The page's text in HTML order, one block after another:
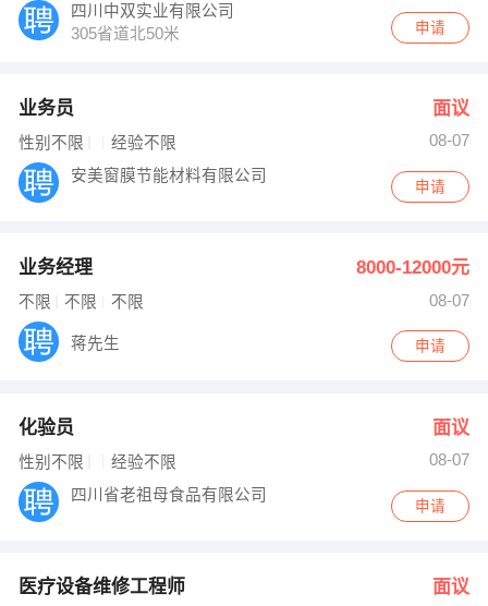
四川中双实业有限公司
305省道北50米
申请
业务员 面议
性别不限 经验不限
08-07
安美窗膜节能材料有限公司
申请
业务经理 8000-12000元
不限 不限 不限 08-07
蒋先生 申请
化验员 面议
性别不限 经验不限
08-07
四川省老祖母食品有限公司
申请
医疗设备维修工程师 面议